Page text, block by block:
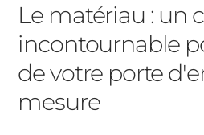
Le matériau : un
incontournable
de votre porte
mesure